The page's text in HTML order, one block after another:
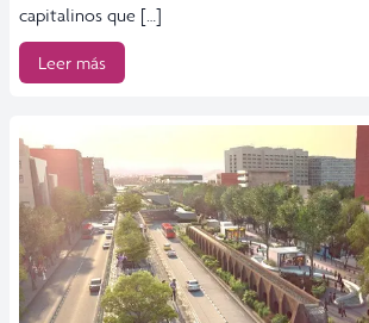
capitalinos que […]
Leer más